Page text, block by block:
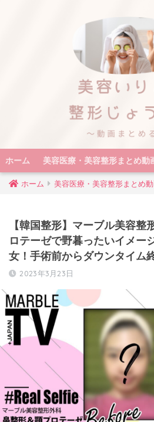
ホーム 美容医療・美容整形まとめ動
ホーム 美容医療・美容整形まとめ
【韓国整形】マーブル美容整
ロテーゼで野暮ったいイメー
女！手術前からダウンタイム
2023年3月23日